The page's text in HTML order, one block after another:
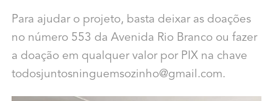
Para ajudar o projeto, basta deixar as doações
no número 553 da Avenida Rio Branco ou fazer
a doação em qualquer valor por PIX na chave
todosjuntosninguemsozinho@gmail.com.